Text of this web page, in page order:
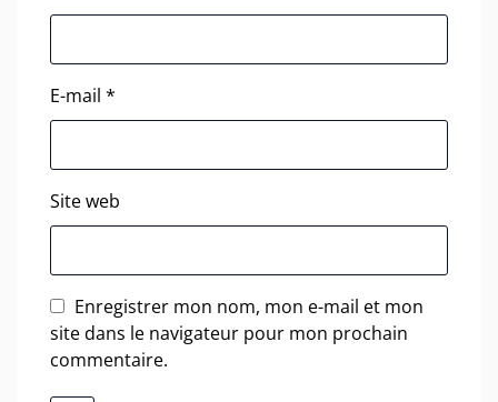
E-mail *
Site web
Enregistrer mon nom, mon e-mail et mon
site dans le navigateur pour mon prochain
commentaire.